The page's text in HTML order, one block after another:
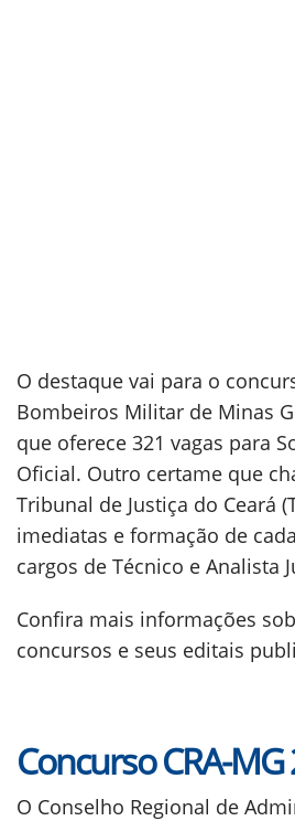
O destaque vai para o
Bombeiros Militar de Minas
que oferece 321 vagas para
Oficial. Outro certame que
Tribunal de Justiça do Ceará
imediatas e formação de
cargos de Técnico e Analista
Confira mais informações
concursos e seus editais
Concurso CRA-MG
O Conselho Regional de